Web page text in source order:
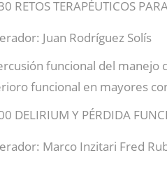
RETOS TERAPÉUTICOS
Juan Rodríguez Solís
funcional del manejo
funcional en mayores
DELIRIUM Y PÉRDIDA
Marco Inzitari Fred